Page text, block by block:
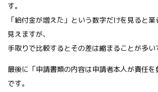
す。
「給付金が増えた」という数字だけを見ると業
見えますが、
手取りで比較するとその差は縮まることが多い
最後に「申請書類の内容は申請者本人が責任を
です。